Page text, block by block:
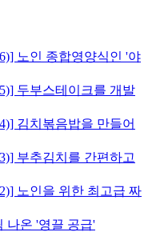
노인 종합영양식인 '야
두부스테이크를 개발
김치볶음밥을 만들어
부추김치를 간편하고
노인을 위한 최고급 짜
나온 '영끌 공급'